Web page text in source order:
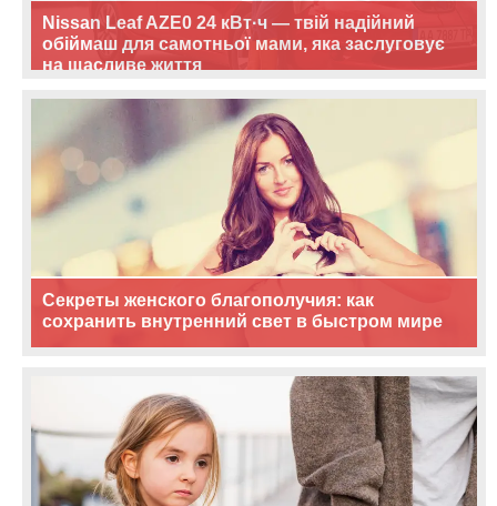
Nissan Leaf AZE0 24 кВт·ч — твій надійний
обіймаш для самотньої мами, яка заслуговує
на щасливе життя
Секреты женского благополучия: как
сохранить внутренний свет в быстром мире